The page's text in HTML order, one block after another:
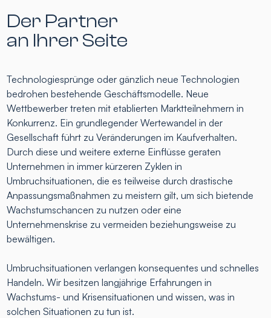
Der Partner
an Ihrer Seite
Technologiesprünge oder gänzlich neue Technologien
bedrohen bestehende Geschäftsmodelle. Neue
Wettbewerber treten mit etablierten Marktteilnehmern in
Konkurrenz. Ein grundlegender Wertewandel in der
Gesellschaft führt zu Veränderungen im Kaufverhalten.
Durch diese und weitere externe Einflüsse geraten
Unternehmen in immer kürzeren Zyklen in
Umbruchsituationen, die es teilweise durch drastische
Anpassungsmaßnahmen zu meistern gilt, um sich bietende
Wachstumschancen zu nutzen oder eine
Unternehmenskrise zu vermeiden beziehungsweise zu
bewältigen.
Umbruchsituationen verlangen konsequentes und schnelles
Handeln. Wir besitzen langjährige Erfahrungen in
Wachstums- und Krisensituationen und wissen, was in
solchen Situationen zu tun ist.